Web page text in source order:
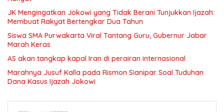
JK Mengingatkan Jokowi yang Tidak Berani Tunjukkan Ijazah:
Membuat Rakyat Bertengkar Dua Tahun
Siswa SMA Purwakarta Viral Tantang Guru, Gubernur Jabar
Marah Keras
AS akan tangkap kapal Iran di perairan internasional
Marahnya Jusuf Kalla pada Rismon Sianipar Soal Tuduhan
Dana Kasus Ijazah Jokowi